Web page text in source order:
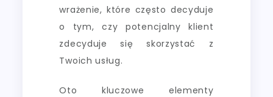
wrażenie, które często decyduje
o tym, czy potencjalny klient
zdecyduje się skorzystać z
Twoich usług.
Oto kluczowe elementy